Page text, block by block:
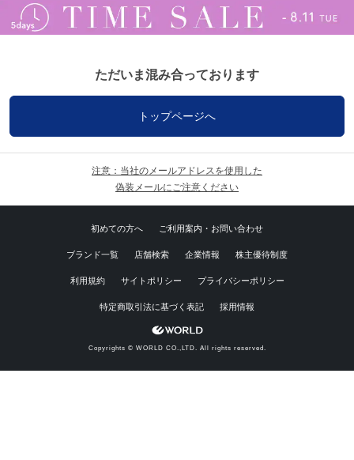
ただいま混み合っております
トップページへ
注意：当社のメールアドレスを使用した
偽装メールにご注意ください
初めての方へ ご利用案内・お問い合わせ
ブランド一覧 店舗検索 企業情報 株主優待制度
利用規約 サイトポリシー プライバシーポリシー
特定商取引法に基づく表記 採用情報
Copyrights © WORLD CO.,LTD. All rights reserved.